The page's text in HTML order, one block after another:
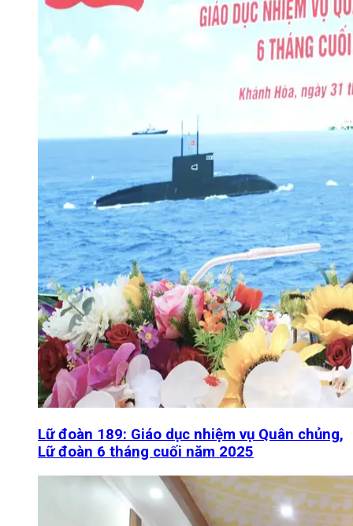
Lữ đoàn 189: Giáo dục nhiệm vụ Quân chủng,
Lữ đoàn 6 tháng cuối năm 2025